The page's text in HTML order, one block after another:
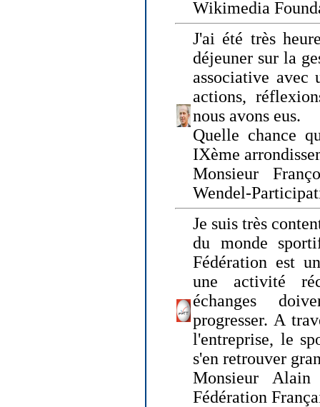
Wikimedia
J'ai été très
déjeuner sur la
associative avec
actions,
nous avons eus.
Quelle chance
IXème
Monsieur
Wendel-
Je suis très
du monde
Fédération est
une activité
échanges
progresser. A
l'entreprise, le
s'en retrouver
Monsieur
Fédération